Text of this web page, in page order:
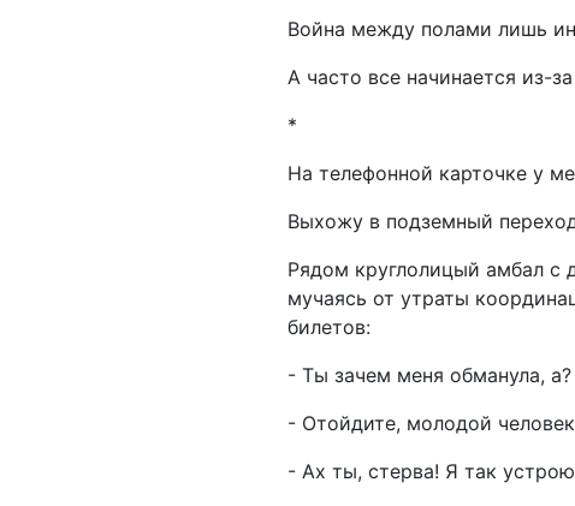
Война между полами лишь
А часто все начинается из-
*
На телефонной карточке у
Выхожу в подземный
Рядом круглолицый амбал с
мучаясь от утраты
билетов:
- Ты зачем меня обманула,
- Отойдите, молодой
- Ах ты, стерва! Я так